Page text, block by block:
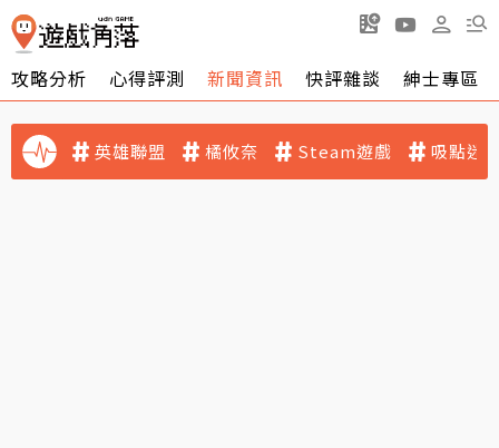
攻略分析 心得評測 新聞資訊 快評雜談 紳士專區
英雄聯盟 橘攸奈 Steam遊戲 吸點迷